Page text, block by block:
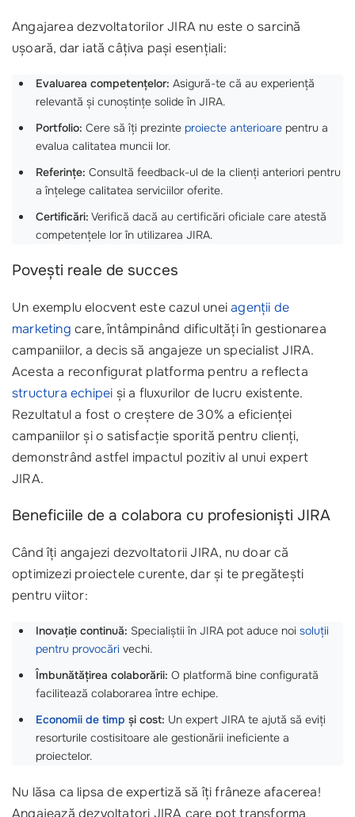
Angajarea dezvoltatorilor JIRA nu este o sarcină
ușoară, dar iată câțiva pași esențiali:
Evaluarea competențelor: Asigură-te că au experiență
relevantă și cunoștințe solide în JIRA.
Portfolio: Cere să îți prezinte proiecte anterioare pentru a
evalua calitatea muncii lor.
Referințe: Consultă feedback-ul de la clienți anteriori pentru
a înțelege calitatea serviciilor oferite.
Certificări: Verifică dacă au certificări oficiale care atestă
competențele lor în utilizarea JIRA.
Povești reale de succes
Un exemplu elocvent este cazul uneiagenții de
marketing care, întâmpinând dificultăți în gestionarea
campaniilor, a decis să angajeze un specialist JIRA.
Acesta a reconfigurat platforma pentru a reflecta
structura echipei și a fluxurilor de lucru existente.
Rezultatul a fost o creștere de 30% a eficienței
campaniilor și o satisfacție sporită pentru clienți,
demonstrând astfel impactul pozitiv al unui expert
JIRA.
Beneficiile de a colabora cu profesioniști JIRA
Când îți angajezi dezvoltatorii JIRA, nu doar că
optimizezi proiectele curente, dar și te pregătești
pentru viitor:
Inovație continuă: Specialiștii în JIRA pot aduce noi soluții
pentru provocări vechi.
Îmbunătățirea colaborării: O platformă bine configurată
facilitează colaborarea între echipe.
Economii de timp și cost: Un expert JIRA te ajută să eviți
resorturile costisitoare ale gestionării ineficiente a
proiectelor.
Nu lăsa ca lipsa de expertiză să îți frâneze afacerea!
Angajează dezvoltatori JIRA care pot transforma